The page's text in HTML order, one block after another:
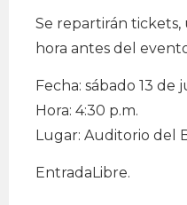
Se repartirán
hora antes del
Fecha: sábado 13 de
Hora: 4:30 p.m.
Lugar: Auditorio del
EntradaLibre.